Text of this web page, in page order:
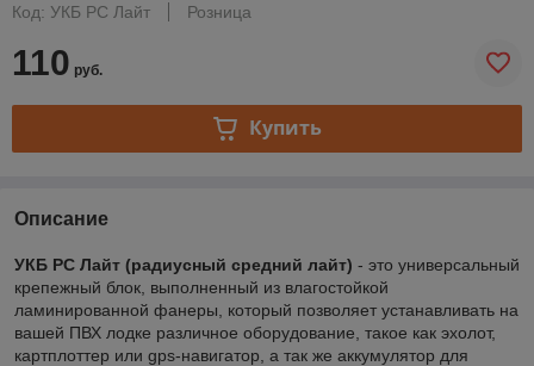
Код: УКБ РС Лайт
Розница
110 руб.
Купить
Описание
УКБ РС Лайт (радиусный средний лайт) - это универсальный
крепежный блок, выполненный из влагостойкой
ламинированной фанеры, который позволяет устанавливать на
вашей ПВХ лодке различное оборудование, такое как эхолот,
картплоттер или gps-навигатор, а так же аккумулятор для